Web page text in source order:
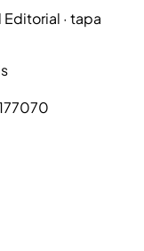
Editorial · tapa